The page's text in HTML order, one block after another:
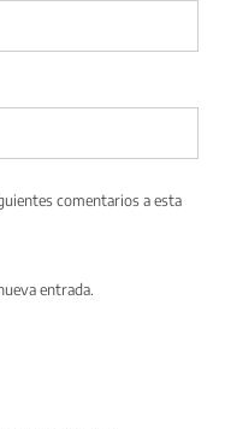
comentarios a esta
entrada.